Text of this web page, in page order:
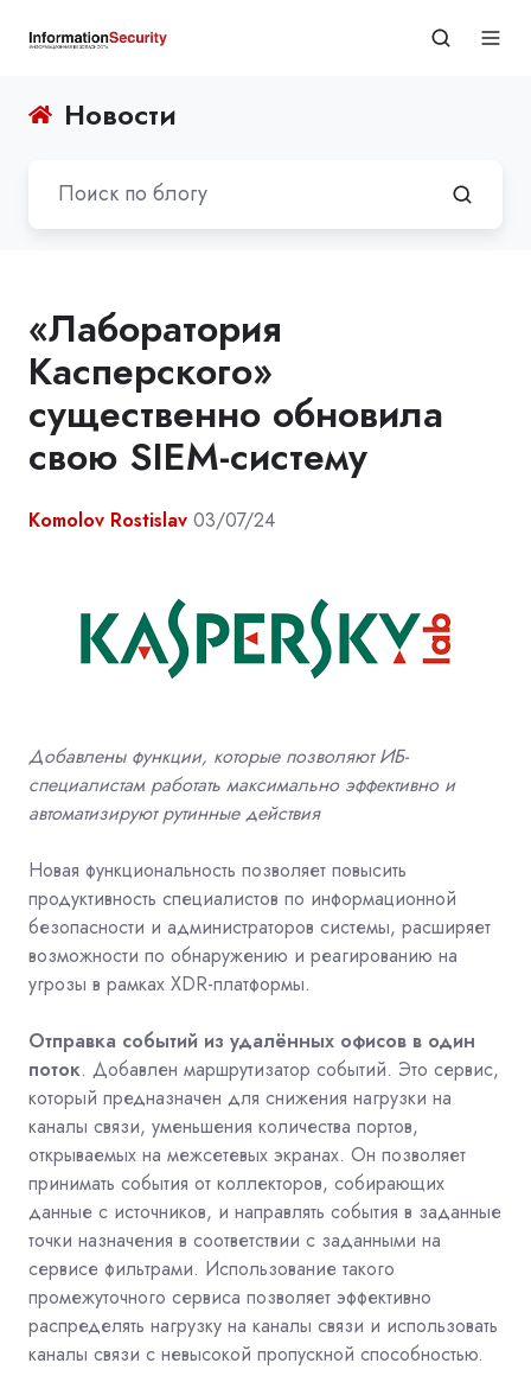
Новости
«Лаборатория
Касперского»
существенно обновила
свою SIEM-систему
Komolov Rostislav 03/07/24
Добавлены функции, которые позволяют ИБ-
специалистам работать максимально эффективно и
автоматизируют рутинные действия
Новая функциональность позволяет повысить
продуктивность специалистов по информационной
безопасности и администраторов системы, расширяет
возможности по обнаружению и реагированию на
угрозы в рамках XDR-платформы.
Отправка событий из удалённых офисов в один
поток. Добавлен маршрутизатор событий. Это сервис,
который предназначен для снижения нагрузки на
каналы связи, уменьшения количества портов,
открываемых на межсетевых экранах. Он позволяет
принимать события от коллекторов, собирающих
данные с источников, и направлять события в заданные
точки назначения в соответствии с заданными на
сервисе фильтрами. Использование такого
промежуточного сервиса позволяет эффективно
распределять нагрузку на каналы связи и использовать
каналы связи с невысокой пропускной способностью.